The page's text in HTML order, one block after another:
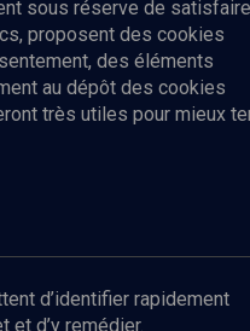
sous réserve de
proposent des cookies
des éléments
au dépôt des cookies
très utiles pour mieux
d’identifier rapidement
d’y remédier.